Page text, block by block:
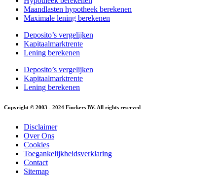
Maandlasten hypotheek berekenen
Maximale lening berekenen
Deposito’s vergelijken
Kapitaalmarktrente
Lening berekenen
Deposito’s vergelijken
Kapitaalmarktrente
Lening berekenen
Copyright © 2003 - 2024 Finckers BV. All rights reserved
Disclaimer
Over Ons
Cookies
Toegankelijkheidsverklaring
Contact
Sitemap